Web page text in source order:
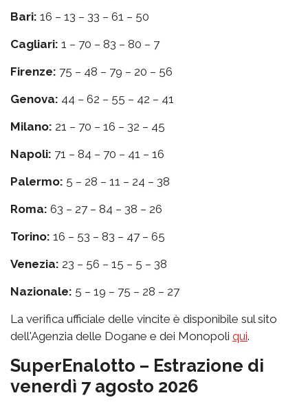
Bari: 16 – 13 – 33 – 61 – 50
Cagliari: 1 – 70 – 83 – 80 – 7
Firenze: 75 – 48 – 79 – 20 – 56
Genova: 44 – 62 – 55 – 42 – 41
Milano: 21 – 70 – 16 – 32 – 45
Napoli: 71 – 84 – 70 – 41 – 16
Palermo: 5 – 28 – 11 – 24 – 38
Roma: 63 – 27 – 84 – 38 – 26
Torino: 16 – 53 – 83 – 47 – 65
Venezia: 23 – 56 – 15 – 5 – 38
Nazionale: 5 – 19 – 75 – 28 – 27
La verifica ufficiale delle vincite è disponibile sul sito
dell'Agenzia delle Dogane e dei Monopoli qui.
SuperEnalotto – Estrazione di
venerdì 7 agosto 2026